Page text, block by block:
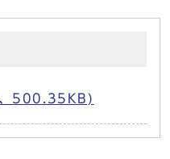
500.35KB)